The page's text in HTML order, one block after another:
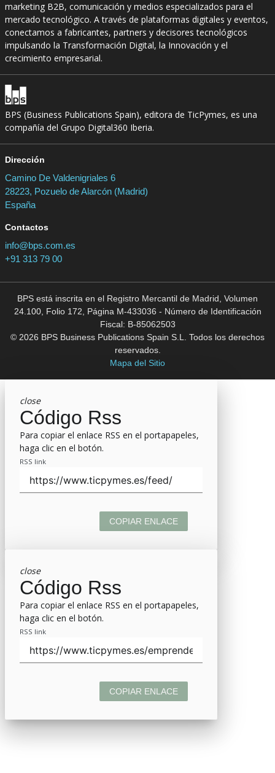
marketing B2B, comunicación y medios especializados para el
mercado tecnológico. A través de plataformas digitales y eventos,
conectamos a fabricantes, partners y decisores tecnológicos
impulsando la Transformación Digital, la Innovación y el
crecimiento empresarial.
BPS (Business Publications Spain), editora de TicPymes, es una
compañía del Grupo Digital360 Iberia.
Dirección
Camino De Valdenigriales 6
28223, Pozuelo de Alarcón (Madrid)
España
Contactos
info@bps.com.es
+91 313 79 00
BPS está inscrita en el Registro Mercantil de Madrid, Volumen
24.100, Folio 172, Página M-433036 - Número de Identificación
Fiscal: B-85062503
© 2026 BPS Business Publications Spain S.L. Todos los derechos
reservados.
Mapa del Sitio
close
Código Rss
Para copiar el enlace RSS en el portapapeles,
haga clic en el botón.
RSS link
COPIAR ENLACE
close
Código Rss
Para copiar el enlace RSS en el portapapeles,
haga clic en el botón.
RSS link
COPIAR ENLACE